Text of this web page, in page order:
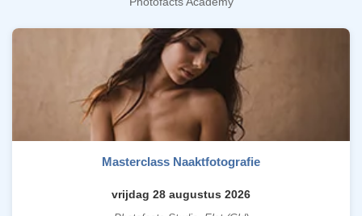
Masterclass Naaktfotografie
vrijdag 28 augustus 2026